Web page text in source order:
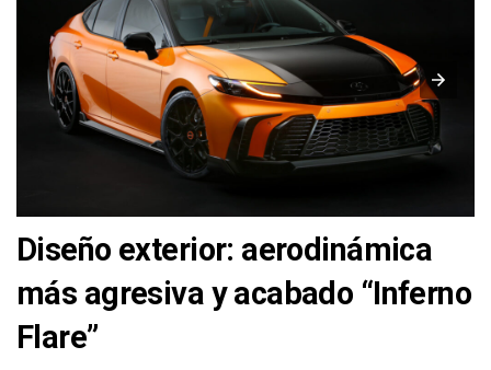
Diseño exterior: aerodinámica
más agresiva y acabado “Inferno
Flare”